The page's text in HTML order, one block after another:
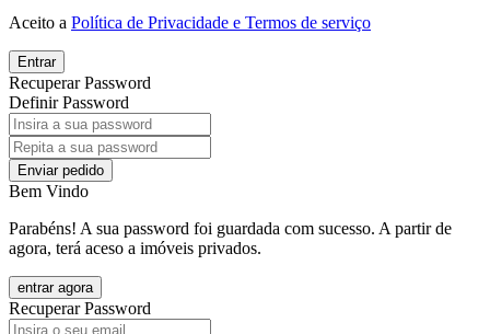
Aceito a Política de Privacidade e Termos de serviço
Entrar
Recuperar Password
Definir Password
Enviar pedido
Bem Vindo
Parabéns! A sua password foi guardada com sucesso. A partir de
agora, terá aceso a imóveis privados.
entrar agora
Recuperar Password